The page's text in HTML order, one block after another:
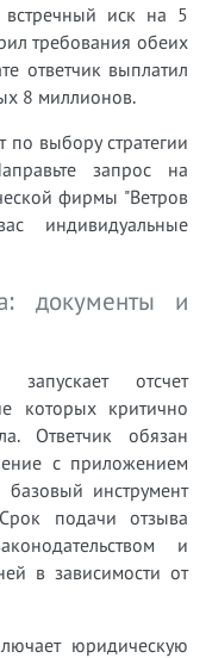
иск на 5
требования обеих
ответчик выплатил
8 миллионов.
по выбору стратегии
запрос на
фирмы "Ветров
индивидуальные
документы и
запускает отсчет
которых критично
Ответчик обязан
с приложением
инструмент
подачи отзыва
и
в зависимости от
юридическую